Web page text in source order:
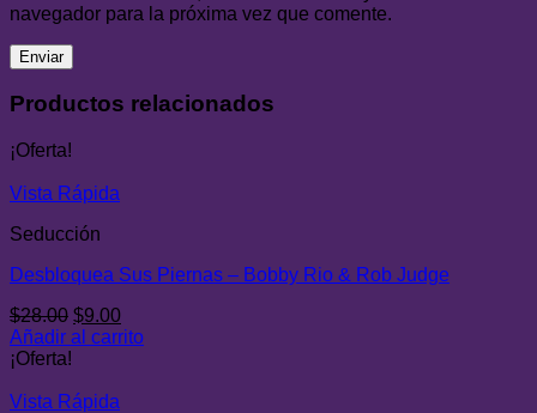
navegador para la próxima vez que comente.
Productos relacionados
¡Oferta!
Vista Rápida
Seducción
Desbloquea Sus Piernas – Bobby Rio & Rob Judge
$28.00 El
precio
$28.00.
$9.00El
precio
Añadir al carrito
¡Oferta!
Vista Rápida